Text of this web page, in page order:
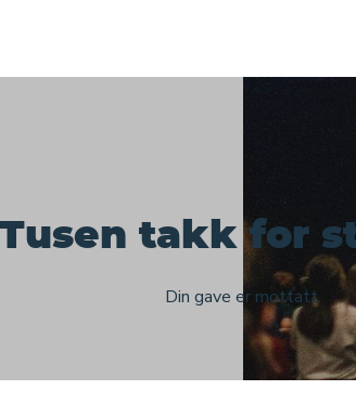
Tusen takk for
Din gave er mottatt.